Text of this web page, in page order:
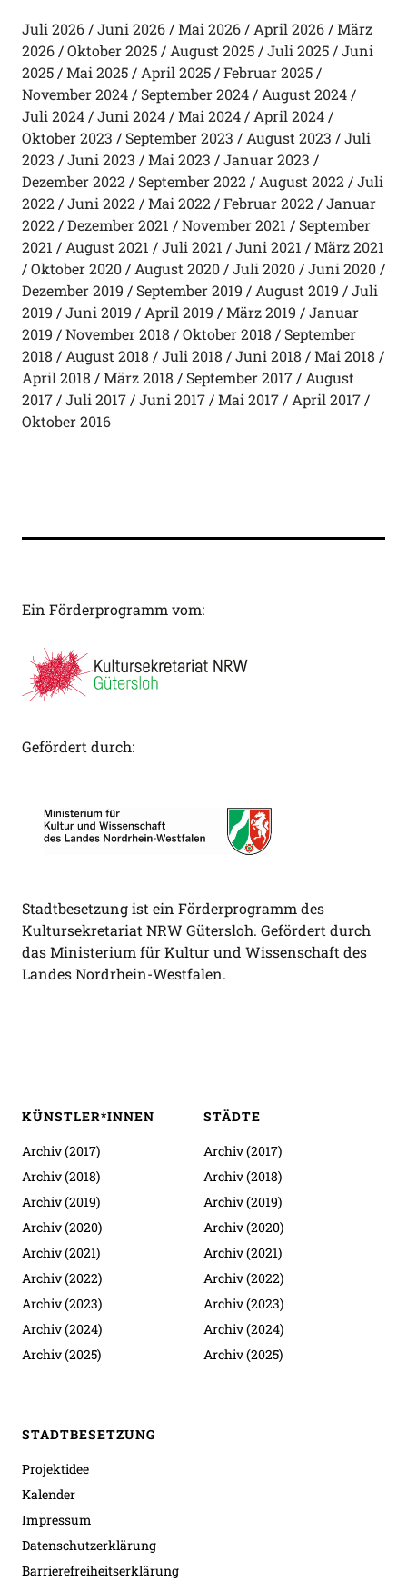
Juli 2026 Juni 2026 Mai 2026 April 2026
März
2026
Oktober 2025 August 2025 Juli 2025
Juni
2025
Mai 2025 April 2025
Februar 2025
November 2024
September 2024
August 2024
Juli 2024
Juni 2024 Mai 2024
April 2024
Oktober 2023
September 2023 August 2023
Juli
2023
Juni 2023 Mai 2023
Januar 2023
Dezember 2022
September 2022 August 2022
Juli
2022
Juni 2022 Mai 2022 Februar 2022
Januar
2022
Dezember 2021 November 2021
September
2021
August 2021 Juli 2021 Juni 2021
März 2021
Oktober 2020
August 2020 Juli 2020
Juni 2020
Dezember 2019
September 2019 August 2019
Juli
2019
Juni 2019 April 2019 März 2019
Januar
2019
November 2018 Oktober 2018
September
2018
August 2018 Juli 2018 Juni 2018
Mai 2018
April 2018
März 2018 September 2017
August
2017
Juli 2017 Juni 2017 Mai 2017
April 2017
Oktober 2016
Ein Förderprogramm vom:
Gefördert durch:
Stadtbesetzung ist ein Förderprogramm des
Kultursekretariat NRW Gütersloh. Gefördert durch
das Ministerium für Kultur und Wissenschaft des
Landes Nordrhein-Westfalen.
KÜNSTLER*INNEN
Archiv (2017)
Archiv (2018)
Archiv (2019)
Archiv (2020)
Archiv (2021)
Archiv (2022)
Archiv (2023)
Archiv (2024)
Archiv (2025)
STÄDTE
Archiv (2017)
Archiv (2018)
Archiv (2019)
Archiv (2020)
Archiv (2021)
Archiv (2022)
Archiv (2023)
Archiv (2024)
Archiv (2025)
STADTBESETZUNG
Projektidee
Kalender
Impressum
Datenschutzerklärung
Barrierefreiheitserklärung